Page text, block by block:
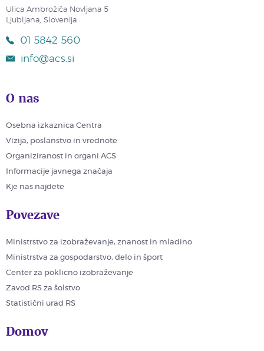
Ulica Ambrožiča Novljana 5
Ljubljana, Slovenija
01 5842 560
info@acs.si
O nas
Osebna izkaznica Centra
Vizija, poslanstvo in vrednote
Organiziranost in organi ACS
Informacije javnega značaja
Kje nas najdete
Povezave
Ministrstvo za izobraževanje, znanost in mladino
Ministrstva za gospodarstvo, delo in šport
Center za poklicno izobraževanje
Zavod RS za šolstvo
Statistični urad RS
Domov